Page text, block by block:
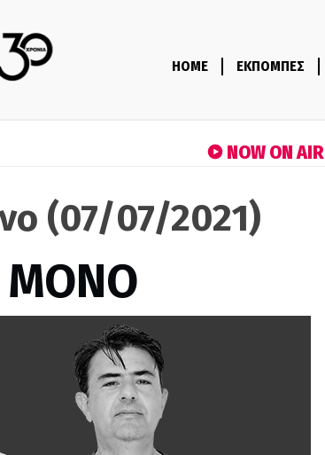
HOME ΕΚΠΟΜΠΕΣ
NOW ON AIR
(07/07/2021)
ΜΟΝΟ